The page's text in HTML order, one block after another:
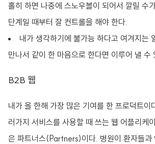
홀히 하면 나중에 스노우볼이 되어서 깔릴 수
단계일 때부터 잘 컨트롤을 해야 한다.
내가 생각하기에 불가능 하다고 여겨지는
만나서 같이 한 마음으로 한다면 이루어 낼 수
B2B 웹
내가 올 한해 가장 많은 기여를 한 프로덕트이
러가지 서비스를 사용할 때 쓰는 웹 어플리케
은 파트너스(Partners)이다. 병원이 환자들과